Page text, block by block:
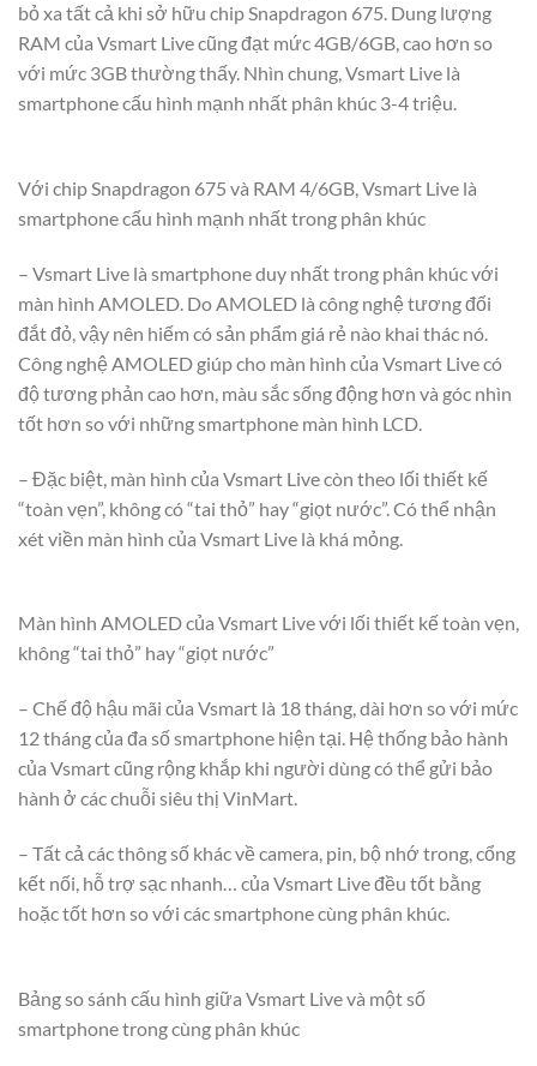
bỏ xa tất cả khi sở hữu chip Snapdragon 675. Dung lượng
RAM của Vsmart Live cũng đạt mức 4GB/6GB, cao hơn so
với mức 3GB thường thấy. Nhìn chung, Vsmart Live là
smartphone cấu hình mạnh nhất phân khúc 3-4 triệu.
Với chip Snapdragon 675 và RAM 4/6GB, Vsmart Live là
smartphone cấu hình mạnh nhất trong phân khúc
– Vsmart Live là smartphone duy nhất trong phân khúc với
màn hình AMOLED. Do AMOLED là công nghệ tương đối
đắt đỏ, vậy nên hiếm có sản phẩm giá rẻ nào khai thác nó.
Công nghệ AMOLED giúp cho màn hình của Vsmart Live có
độ tương phản cao hơn, màu sắc sống động hơn và góc nhìn
tốt hơn so với những smartphone màn hình LCD.
– Đặc biệt, màn hình của Vsmart Live còn theo lối thiết kế
“toàn vẹn”, không có “tai thỏ” hay “giọt nước”. Có thể nhận
xét viền màn hình của Vsmart Live là khá mỏng.
Màn hình AMOLED của Vsmart Live với lối thiết kế toàn vẹn,
không “tai thỏ” hay “giọt nước”
– Chế độ hậu mãi của Vsmart là 18 tháng, dài hơn so với mức
12 tháng của đa số smartphone hiện tại. Hệ thống bảo hành
của Vsmart cũng rộng khắp khi người dùng có thể gửi bảo
hành ở các chuỗi siêu thị VinMart.
– Tất cả các thông số khác về camera, pin, bộ nhớ trong, cổng
kết nối, hỗ trợ sạc nhanh… của Vsmart Live đều tốt bằng
hoặc tốt hơn so với các smartphone cùng phân khúc.
Bảng so sánh cấu hình giữa Vsmart Live và một số
smartphone trong cùng phân khúc